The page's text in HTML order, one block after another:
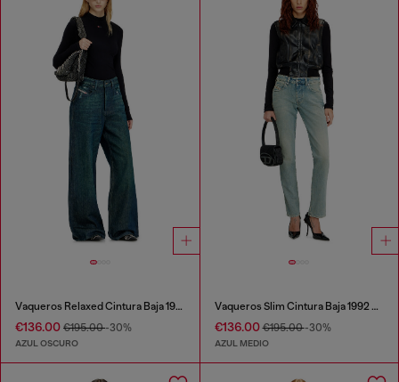
Vaqueros Relaxed Cintura Baja 1996 D-Sire
€136.00 €195.00-30%
AZUL OSCURO
Vaqueros Slim Cintura Baja 1992 D-Jiann
€136.00€195.00-30%
AZUL MEDIO